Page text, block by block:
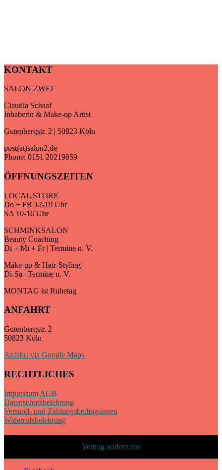
KONTAKT
SALON ZWEI
Claudia Schaaf
Inhaberin & Make-up Artist
Gutenbergstr. 2 | 50823 Köln
post(at)salon2.de
Phone: 0151 20219859
ÖFFNUNGSZEITEN
LOCAL STORE
Do + FR 12-19 Uhr
SA 10-16 Uhr
SCHMINKSALON
Beauty Coaching
Di + Mi + Fr | Termine n. V.
Make-up & Hair-Styling
Di-Sa | Termine n. V.
MONTAG ist Ruhetag
ANFAHRT
Gutenbergstr. 2
50823 Köln
Anfahrt via Google Maps
RECHTLICHES
Impressum AGB
Datenschutzbelehrung
Versand- und Zahlungsbedingungen
Widerrufsbelehrung
Vertrag widerrufen